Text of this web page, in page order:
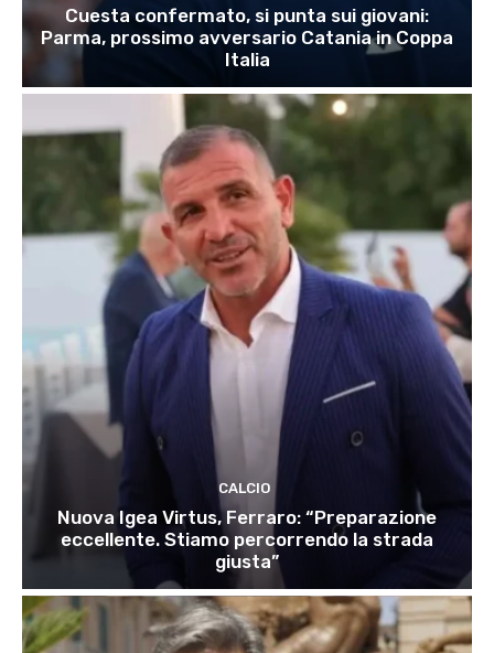
Cuesta confermato, si punta sui giovani:
Parma, prossimo avversario Catania in Coppa
Italia
CALCIO
Nuova Igea Virtus, Ferraro: “Preparazione
eccellente. Stiamo percorrendo la strada
giusta”